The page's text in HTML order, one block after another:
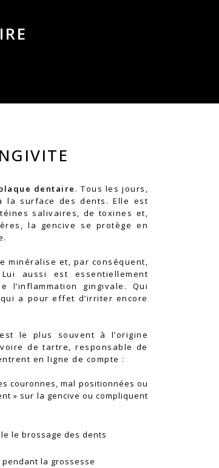
dentaire . Tous les jours,
la surface des dents. Elle est
salivaires, de toxines et,
la gencive se protège en
minéralise et, par conséquent,
aussi est essentiellement
l’inflammation gingivale. Qui
a pour effet d’irriter encore
le plus souvent à l’origine
de tartre, responsable de
en ligne de compte :
couronnes, mal positionnées ou
» sur la gencive ou compliquent
le brossage des dents
la grossesse